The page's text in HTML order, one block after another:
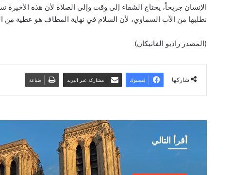
الإنسان جريحاً، يحتاج الشفاء إلى وقت وإلى الصلاة لأن هذه الأخيرة
نطلبها من الآب السماوي، لأن السلام في نهاية المطاف هو عطية من
(المصدر راديو الفاتيكان)
شاركها فيسبوك مشاركة عبر البريد طباعة
أقرأ التالي